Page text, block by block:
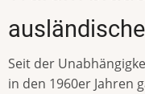
Seit der
in den 1960er Jahren